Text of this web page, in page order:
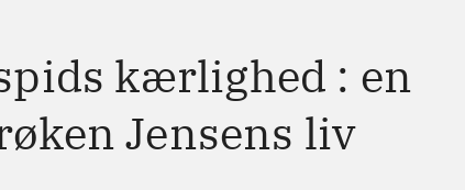
kærlighed : en
Jensens liv